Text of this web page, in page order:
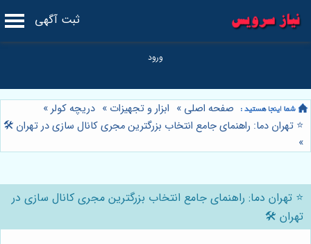
ثبت آگهی
صفحه اصلی » ابزار و تجهیزات » دریچه کولر»
⭐️ تهران دما: راهنمای جامع انتخاب بزرگترین مجری کانال سازی در تهران 🛠️
»
⭐️ تهران دما: راهنمای جامع انتخاب بزرگترین مجری کانال سازی در
تهران 🛠️